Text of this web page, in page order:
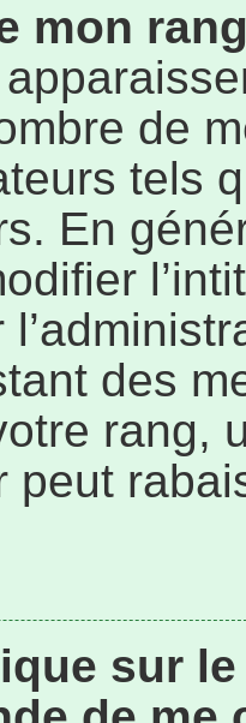
mon
de
tels
En
des
rang,
peut
sur